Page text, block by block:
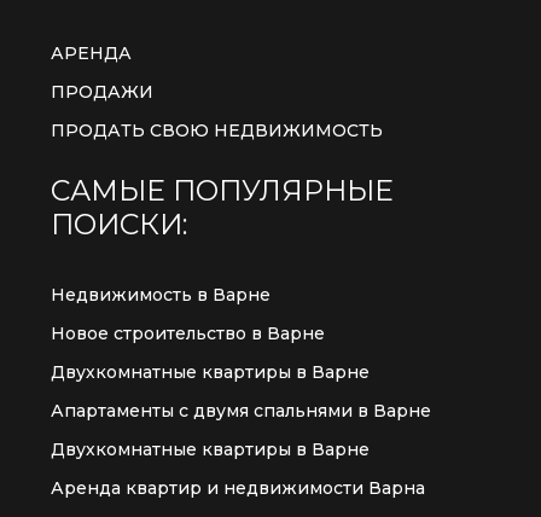
АРЕНДА
ПРОДАЖИ
ПРОДАТЬ СВОЮ НЕДВИЖИМОСТЬ
САМЫЕ ПОПУЛЯРНЫЕ
ПОИСКИ:
Недвижимость в Варне
Новое строительство в Варне
Двухкомнатные квартиры в Варне
Апартаменты с двумя спальнями в Варне
Двухкомнатные квартиры в Варне
Аренда квартир и недвижимости Варна